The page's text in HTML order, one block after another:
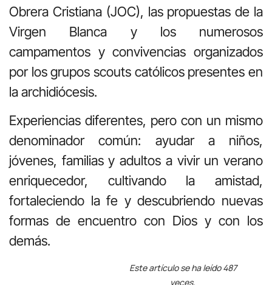
Obrera Cristiana (JOC), las propuestas de la
Virgen Blanca y los numerosos
campamentos y convivencias organizados
por los grupos scouts católicos presentes en
la archidiócesis.
Experiencias diferentes, pero con un mismo
denominador común: ayudar a niños,
jóvenes, familias y adultos a vivir un verano
enriquecedor, cultivando la amistad,
fortaleciendo la fe y descubriendo nuevas
formas de encuentro con Dios y con los
demás.
Este artículo se ha leído 487
veces.